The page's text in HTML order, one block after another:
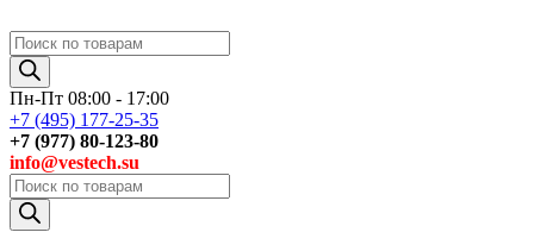
Поиск
товаров
Пн-Пт 08:00 - 17:00
+7 (495) 177-25-35
+7 (977) 80-123-80
info@vestech.su
Поиск
товаров